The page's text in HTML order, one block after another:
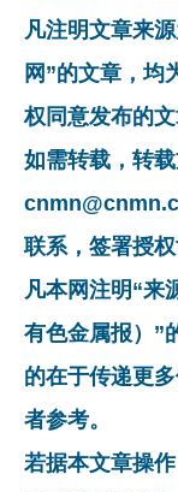
凡注明文章来
网”的文章，均
权同意发布的文
如需转载，转
联系，签署授
凡本网注明“来
有色金属报）”
的在于传递更
者参考。
若据本文章操